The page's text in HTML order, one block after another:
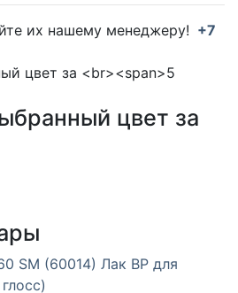
их нашему менеджеру! +7
цвет за